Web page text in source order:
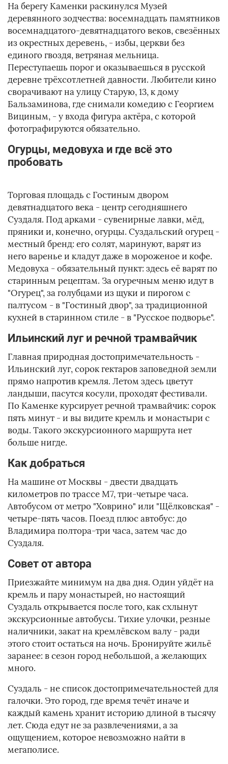
На берегу Каменки раскинулся Музей
деревянного зодчества: восемнадцать памятников
восемнадцатого-девятнадцатого веков, свезённых
из окрестных деревень, - избы, церкви без
единого гвоздя, ветряная мельница.
Переступаешь порог и оказываешься в русской
деревне трёхсотлетней давности. Любители кино
сворачивают на улицу Старую, 13, к дому
Бальзаминова, где снимали комедию с Георгием
Вициным, - у входа фигура актёра, с которой
фотографируются обязательно.
Огурцы, медовуха и где всё это
пробовать
Торговая площадь с Гостиным двором
девятнадцатого века - центр сегодняшнего
Суздаля. Под арками - сувенирные лавки, мёд,
пряники и, конечно, огурцы. Суздальский огурец -
местный бренд: его солят, маринуют, варят из
него варенье и кладут даже в мороженое и кофе.
Медовуха - обязательный пункт: здесь её варят по
старинным рецептам. За огуречным меню идут в
"Огурец", за голубцами из щуки и пирогом с
палтусом - в "Гостиный двор", за традиционной
кухней в старинном стиле - в "Русское подворье".
Ильинский луг и речной трамвайчик
Главная природная достопримечательность -
Ильинский луг, сорок гектаров заповедной земли
прямо напротив кремля. Летом здесь цветут
ландыши, пасутся косули, проходят фестивали.
По Каменке курсирует речной трамвайчик: сорок
пять минут - и вы видите кремль и монастыри с
воды. Такого экскурсионного маршрута нет
больше нигде.
Как добраться
На машине от Москвы - двести двадцать
километров по трассе М7, три-четыре часа.
Автобусом от метро "Ховрино" или "Щёлковская" -
четыре-пять часов. Поезд плюс автобус: до
Владимира полтора-три часа, затем час до
Суздаля.
Совет от автора
Приезжайте минимум на два дня. Один уйдёт на
кремль и пару монастырей, но настоящий
Суздаль открывается после того, как схлынут
экскурсионные автобусы. Тихие улочки, резные
наличники, закат на кремлёвском валу - ради
этого стоит остаться на ночь. Бронируйте жильё
заранее: в сезон город небольшой, а желающих
много.
Суздаль - не список достопримечательностей для
галочки. Это город, где время течёт иначе и
каждый камень хранит историю длиной в тысячу
лет. Сюда едут не за развлечениями, а за
ощущением, которое невозможно найти в
мегаполисе.